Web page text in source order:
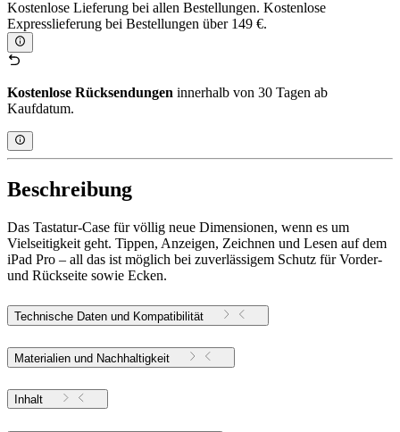
Kostenlose Lieferung bei allen Bestellungen. Kostenlose
Expresslieferung bei Bestellungen über 149 €.
Kostenlose Rücksendungen innerhalb von 30 Tagen ab
Kaufdatum.
Beschreibung
Das Tastatur-Case für völlig neue Dimensionen, wenn es um
Vielseitigkeit geht. Tippen, Anzeigen, Zeichnen und Lesen auf dem
iPad Pro – all das ist möglich bei zuverlässigem Schutz für Vorder-
und Rückseite sowie Ecken.
Technische Daten und Kompatibilität
Materialien und Nachhaltigkeit
Inhalt